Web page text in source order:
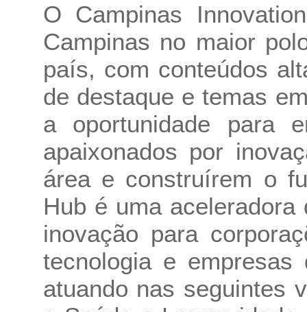
O Campinas
Campinas no maior
país, com conteúdos
de destaque e temas
a oportunidade para
apaixonados por
área e construírem o
Hub é uma
inovação para
tecnologia e
atuando nas seguintes